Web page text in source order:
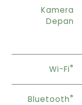
Kamera
Depan
Wi-Fi®
Bluetooth®